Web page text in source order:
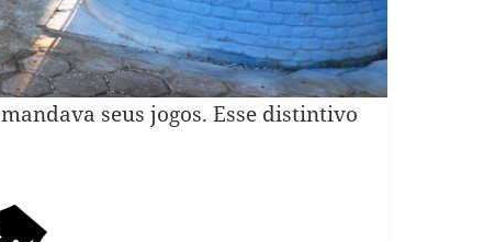
mandava seus jogos. Esse distintivo